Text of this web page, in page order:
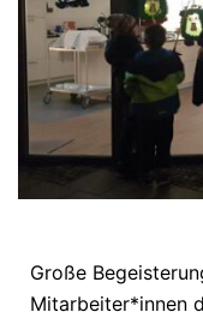
Große
Mitarbeiter*innen